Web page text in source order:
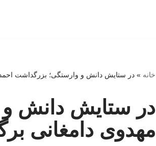
خانه »در ستایش دانش و وارستگی؛ بزرگداشت
در ستایش دانش و
مهدوی دامغانی